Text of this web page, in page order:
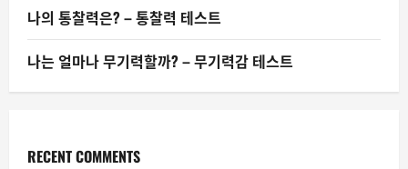
나의 통찰력은? – 통찰력 테스트
나는 얼마나 무기력할까? – 무기력감 테스트
RECENT COMMENTS